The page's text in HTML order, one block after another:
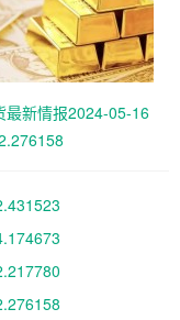
最新情报2024-05-16